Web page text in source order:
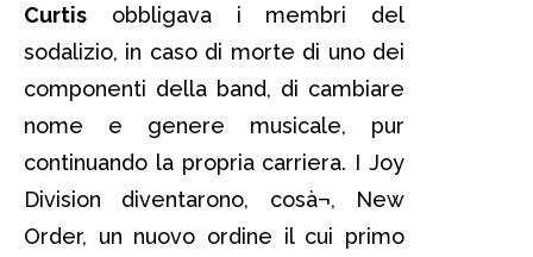
Curtis obbligava i membri del
sodalizio, in caso di morte di uno dei
componenti della band, di cambiare
nome e genere musicale, pur
continuando la propria carriera. I Joy
Division diventarono, cosà¬, New
Order, un nuovo ordine il cui primo